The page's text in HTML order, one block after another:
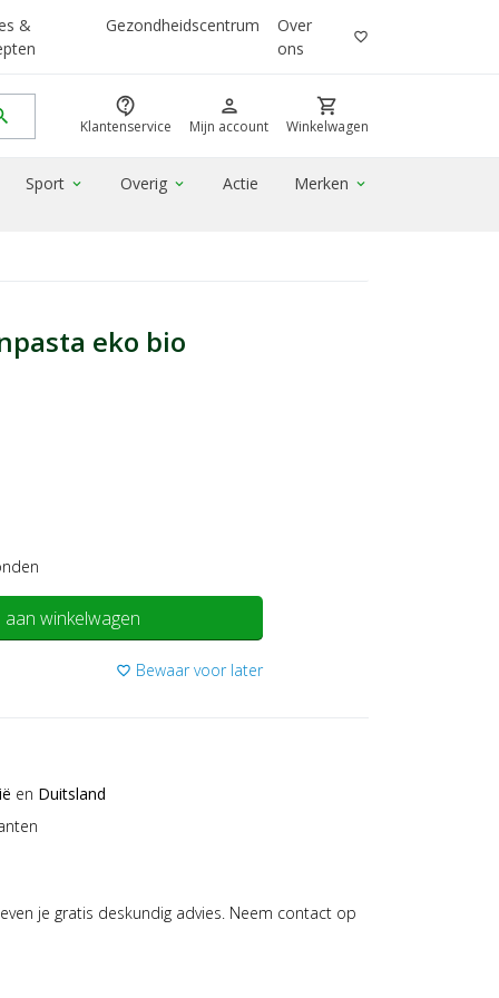
&
Gezondheidscentrum
Over
ons
favorite_border
contact_support
Klantenservice
person
Mijn account
shopping_cart
Winkelwagen
Sport expand_more Overig expand_more Actie Merken expand_more
eko bio
winkelwagen
favorite_border Bewaar voor later
en Duitsland
je gratis deskundig advies. Neem contact op